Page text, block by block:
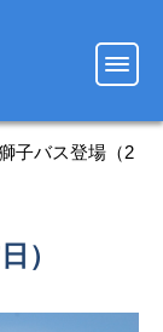
子バス登場（2
）